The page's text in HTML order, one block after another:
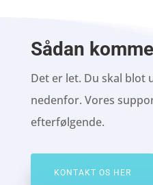
Sådan
Det er let. Du skal blot
nedenfor. Vores
efterfølgende.
KONTAKT OS HER